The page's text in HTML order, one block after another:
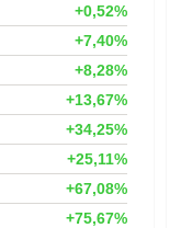
+0,52%
+7,40%
+8,28%
+13,67%
+34,25%
+25,11%
+67,08%
+75,67%